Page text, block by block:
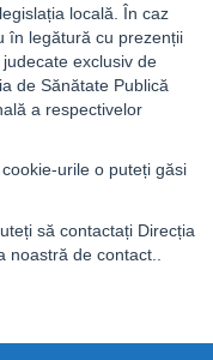
locală. În caz
în legătură cu prezenții
exclusiv de
de Sănătate Publică
a respectivelor
urile o puteți găsi
să contactați Direcția
de contact..